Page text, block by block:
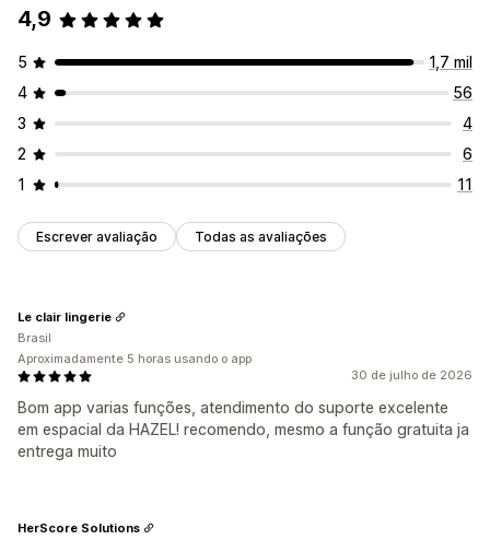
4,9
5
1,7 mil
4
56
3
4
2
6
1
11
Escrever avaliação Todas as avaliações
30 de julho de 2026
Bom app varias funções, atendimento do suporte excelente
em espacial da HAZEL! recomendo, mesmo a função gratuita ja
entrega muito
Le clair lingerie
Brasil
Aproximadamente 5 horas usando o app
HerScore Solutions